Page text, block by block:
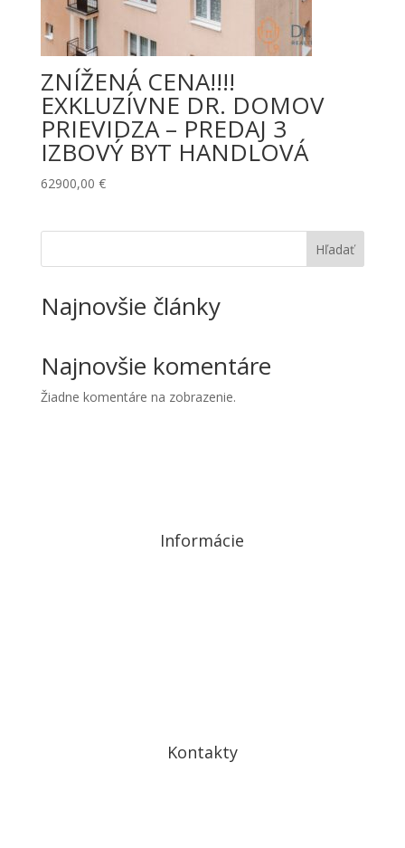
ZNÍŽENÁ CENA!!!!
EXKLUZÍVNE DR. DOMOV
PRIEVIDZA – PREDAJ 3
IZBOVÝ BYT HANDLOVÁ
62900,00 €
Hľadať
Najnovšie články
Najnovšie komentáre
Žiadne komentáre na zobrazenie.
Informácie
Kontakty